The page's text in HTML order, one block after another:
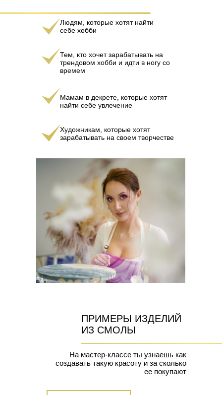
Тем, кто хочет зарабатывать на
трендовом хобби и идти в ногу со
времем
Людям, которые хотят найти
себе хобби
Мамам в декрете, которые хотят
найти себе увлечение
Художникам, которые хотят
зарабатывать на своем творчестве
ПРИМЕРЫ ИЗДЕЛИЙ
ИЗ СМОЛЫ
На мастер-классе ты узнаешь как
создавать такую красоту и за сколько
ее покупают